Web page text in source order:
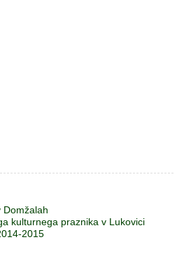
Domžalah
kulturnega praznika v Lukovici
2015